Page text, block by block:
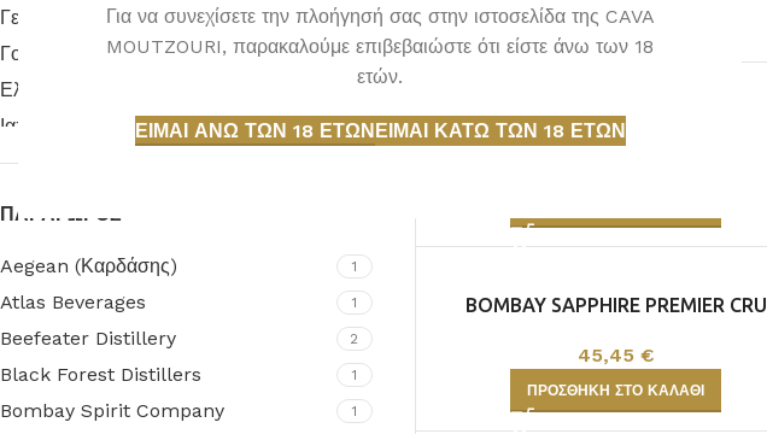
Για να συνεχίσετε την πλοήγησή σας στην ιστοσελίδα της CAVA
MOUTZOURI, παρακαλούμε επιβεβαιώστε ότι είστε άνω των 18
ετών.
ΕΊΜΑΙ ΆΝΩ ΤΩΝ 18 ΕΤΏΝ ΕΊΜΑΙ ΚΆΤΩ ΤΩΝ 18 ΕΤΏΝ
Γερμανία 1
Γουατεμάλα 1
Ελλάδα
Ιαπωνία 9
Ισπανία
ΠΑΡΑΓΩΓΟΣ
Aegean (Καρδάσης) 1
Atlas Beverages 1
Beefeater Distillery 2
Black Forest Distillers 1
Bombay Spirit Company 1
ΠΡΟΣΘΉΚΗ ΣΤΟ ΚΑΛΆΘΙ
BLOOM PREMIUM
BOMBAY SAPPHIRE PREMIER CRU
45,45 €
ΠΡΟΣΘΉΚΗ ΣΤΟ ΚΑΛΆΘΙ